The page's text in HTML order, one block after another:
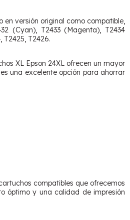
versión original como compatible,
(Cyan), T2433 (Magenta), T2434
T2425, T2426.
XL Epson 24XL ofrecen un mayor
una excelente opción para ahorrar
compatibles que ofrecemos
óptimo y una calidad de impresión